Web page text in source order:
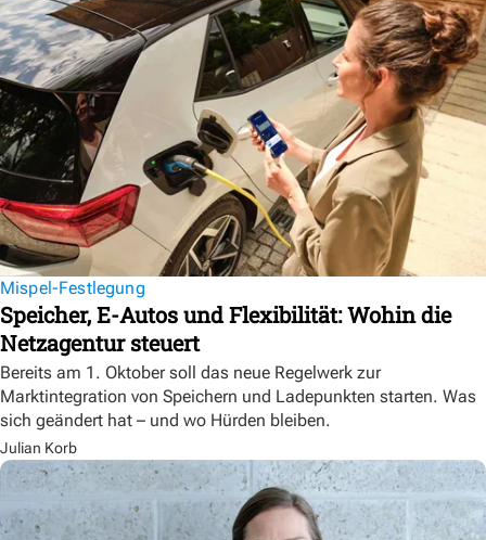
Mispel-Festlegung
Speicher, E-Autos und Flexibilität: Wohin die
Netzagentur steuert
Bereits am 1. Oktober soll das neue Regelwerk zur
Marktintegration von Speichern und Ladepunkten starten. Was
sich geändert hat – und wo Hürden bleiben.
Julian Korb